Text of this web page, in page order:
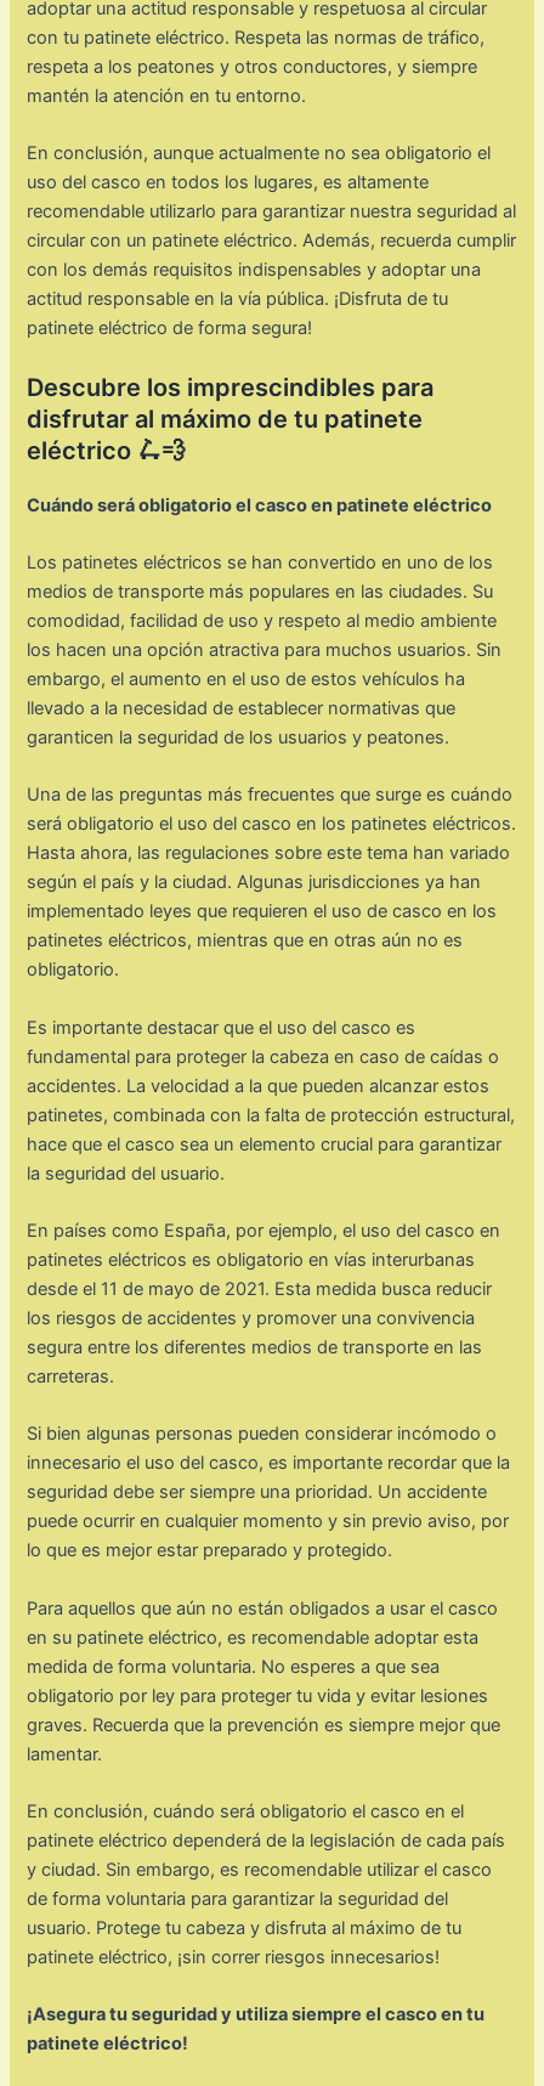
adoptar una actitud responsable y respetuosa al circular
con tu patinete eléctrico. Respeta las normas de tráfico,
respeta a los peatones y otros conductores, y siempre
mantén la atención en tu entorno.
En conclusión, aunque actualmente no sea obligatorio el
uso del casco en todos los lugares, es altamente
recomendable utilizarlo para garantizar nuestra seguridad al
circular con un patinete eléctrico. Además, recuerda cumplir
con los demás requisitos indispensables y adoptar una
actitud responsable en la vía pública. ¡Disfruta de tu
patinete eléctrico de forma segura!
Descubre los imprescindibles para
disfrutar al máximo de tu patinete
eléctrico 🛴💨
Cuándo será obligatorio el casco en patinete eléctrico
Los patinetes eléctricos se han convertido en uno de los
medios de transporte más populares en las ciudades. Su
comodidad, facilidad de uso y respeto al medio ambiente
los hacen una opción atractiva para muchos usuarios. Sin
embargo, el aumento en el uso de estos vehículos ha
llevado a la necesidad de establecer normativas que
garanticen la seguridad de los usuarios y peatones.
Una de las preguntas más frecuentes que surge es cuándo
será obligatorio el uso del casco en los patinetes eléctricos.
Hasta ahora, las regulaciones sobre este tema han variado
según el país y la ciudad. Algunas jurisdicciones ya han
implementado leyes que requieren el uso de casco en los
patinetes eléctricos, mientras que en otras aún no es
obligatorio.
Es importante destacar que el uso del casco es
fundamental para proteger la cabeza en caso de caídas o
accidentes. La velocidad a la que pueden alcanzar estos
patinetes, combinada con la falta de protección estructural,
hace que el casco sea un elemento crucial para garantizar
la seguridad del usuario.
En países como España, por ejemplo, el uso del casco en
patinetes eléctricos es obligatorio en vías interurbanas
desde el 11 de mayo de 2021. Esta medida busca reducir
los riesgos de accidentes y promover una convivencia
segura entre los diferentes medios de transporte en las
carreteras.
Si bien algunas personas pueden considerar incómodo o
innecesario el uso del casco, es importante recordar que la
seguridad debe ser siempre una prioridad. Un accidente
puede ocurrir en cualquier momento y sin previo aviso, por
lo que es mejor estar preparado y protegido.
Para aquellos que aún no están obligados a usar el casco
en su patinete eléctrico, es recomendable adoptar esta
medida de forma voluntaria. No esperes a que sea
obligatorio por ley para proteger tu vida y evitar lesiones
graves. Recuerda que la prevención es siempre mejor que
lamentar.
En conclusión, cuándo será obligatorio el casco en el
patinete eléctrico dependerá de la legislación de cada país
y ciudad. Sin embargo, es recomendable utilizar el casco
de forma voluntaria para garantizar la seguridad del
usuario. Protege tu cabeza y disfruta al máximo de tu
patinete eléctrico, ¡sin correr riesgos innecesarios!
¡Asegura tu seguridad y utiliza siempre el casco en tu
patinete eléctrico!